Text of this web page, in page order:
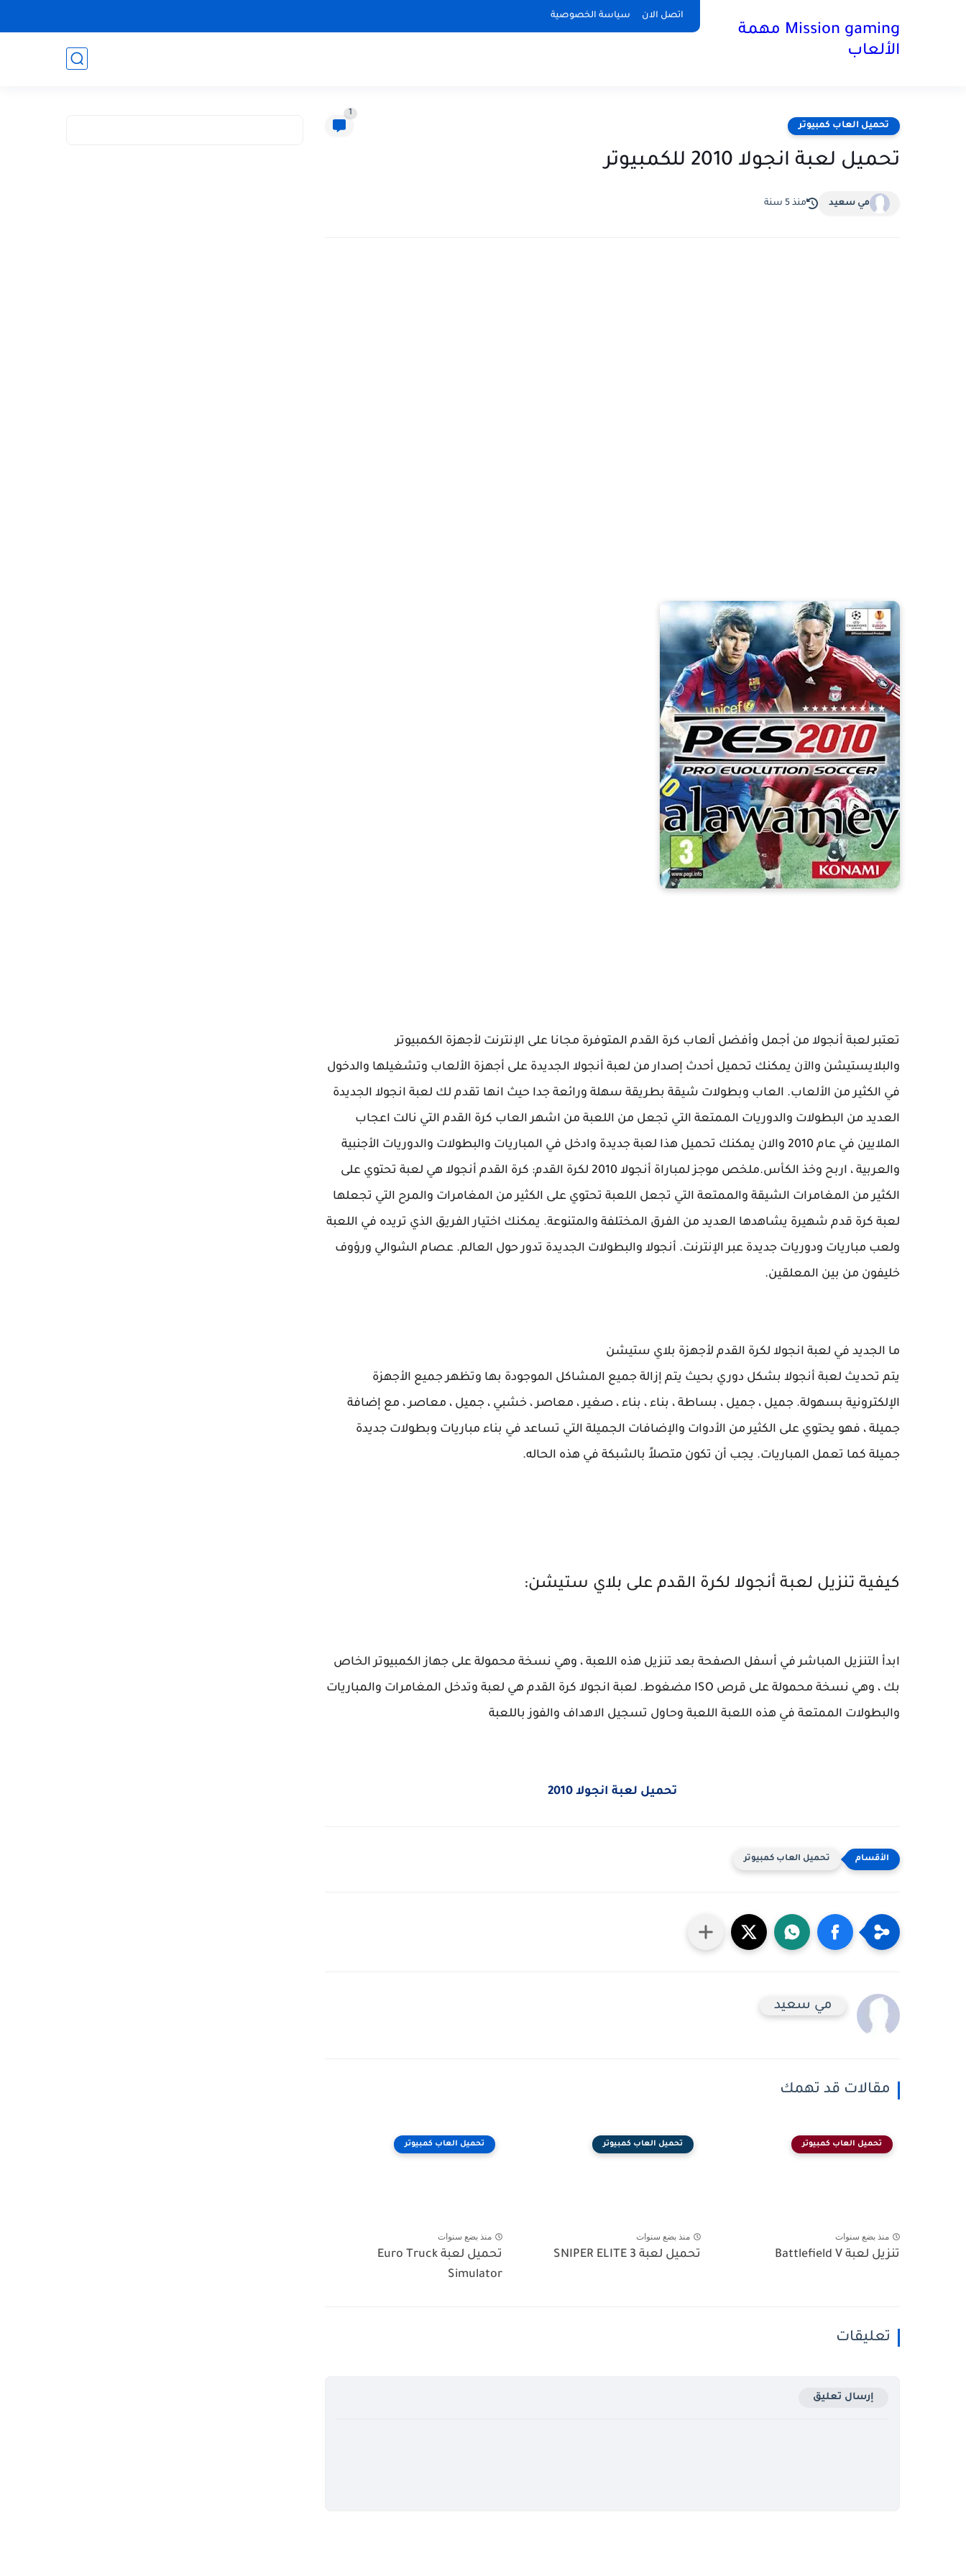
اتصل الان سياسة الخصوصية
Mission gaming مهمة
الألعاب
تحميل العاب كمبيوتر
1
تحميل لعبة انجولا 2010 للكمبيوتر
مي سعيد منذ 5 سنة
تعتبر لعبة أنجولا من أجمل وأفضل ألعاب كرة القدم المتوفرة مجانا على الإنترنت لأجهزة الكمبيوتر
والبلايستيشن والآن يمكنك تحميل أحدث إصدار من لعبة أنجولا الجديدة على أجهزة الألعاب وتشغيلها والدخول
في الكثير من الألعاب. العاب وبطولات شيقة بطريقة سهلة ورائعة جدا حيث انها تقدم لك لعبة انجولا الجديدة
العديد من البطولات والدوريات الممتعة التي تجعل من اللعبة من اشهر العاب كرة القدم التي نالت اعجاب
الملايين في عام 2010 والان يمكنك تحميل هذا لعبة جديدة وادخل في المباريات والبطولات والدوريات الأجنبية
والعربية ، اربح وخذ الكأس.ملخص موجز لمباراة أنجولا 2010 لكرة القدم: كرة القدم أنجولا هي لعبة تحتوي على
الكثير من المغامرات الشيقة والممتعة التي تجعل اللعبة تحتوي على الكثير من المغامرات والمرح التي تجعلها
لعبة كرة قدم شهيرة يشاهدها العديد من الفرق المختلفة والمتنوعة. يمكنك اختيار الفريق الذي تريده في اللعبة
ولعب مباريات ودوريات جديدة عبر الإنترنت. أنجولا والبطولات الجديدة تدور حول العالم. عصام الشوالي ورؤوف
خليفون من بين المعلقين.
ما الجديد في لعبة انجولا لكرة القدم لأجهزة بلاي ستيشن
يتم تحديث لعبة أنجولا بشكل دوري بحيث يتم إزالة جميع المشاكل الموجودة بها وتظهر جميع الأجهزة
الإلكترونية بسهولة. جميل ، جميل ، بساطة ، بناء ، بناء ، صغير ، معاصر ، خشبي ، جميل ، معاصر ، مع إضافة
جميلة ، فهو يحتوي على الكثير من الأدوات والإضافات الجميلة التي تساعد في بناء مباريات وبطولات جديدة
جميلة كما تعمل المباريات. يجب أن تكون متصلاً بالشبكة في هذه الحاله.
كيفية تنزيل لعبة أنجولا لكرة القدم على بلاي ستيشن:
ابدأ التنزيل المباشر في أسفل الصفحة بعد تنزيل هذه اللعبة ، وهي نسخة محمولة على جهاز الكمبيوتر الخاص
بك ، وهي نسخة محمولة على قرص ISO مضغوط. لعبة انجولا كرة القدم هي لعبة وتدخل المغامرات والمباريات
والبطولات الممتعة في هذه اللعبة اللعبة وحاول تسجيل الاهداف والفوز باللعبة
تحميل لعبة انجولا 2010
تحميل العاب كمبيوتر
مي سعيد
مقالات قد تهمك
تحميل العاب كمبيوتر
منذ بضع سنوات
تنزيل لعبة Battlefield V
تحميل العاب كمبيوتر
منذ بضع سنوات
تحميل لعبة SNIPER ELITE 3
تحميل العاب كمبيوتر
منذ بضع سنوات
تحميل لعبة Euro Truck
Simulator
تعليقات
إرسال تعليق